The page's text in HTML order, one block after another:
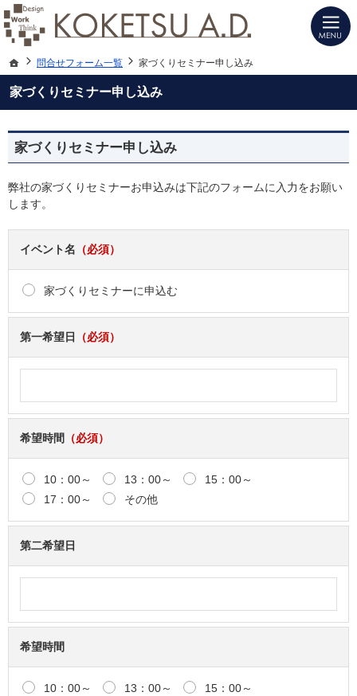
家づくりセミナー申し込み
建築士と建てる高性能デザイン注文住宅（愛知・名古屋）の新築は当社へお任せく
注文住宅（愛知・名古屋）の設計施工ならKOKETSU A.D.にお任せ
家づくりセミナー申し込み
弊社の家づくりセミナーお申込みは下記のフォームに入力をお願い
します。
イベント名 （必須）
家づくりセミナーに申込む
第一希望日 （必須）
希望時間 （必須）
10：00～ 13：00～
15：00～
17：00～
その他
第二希望日
希望時間
10：00～ 13：00～
15：00～
ホーム
問合せフォーム一覧 家づくりセミナー申し込み